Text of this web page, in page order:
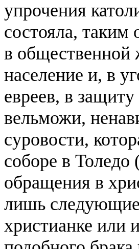
упрочения
состояла, таким
в общественной
население и, в
евреев, в
вельможи,
суровости,
соборе в
обращения в
лишь следующие
христианке или